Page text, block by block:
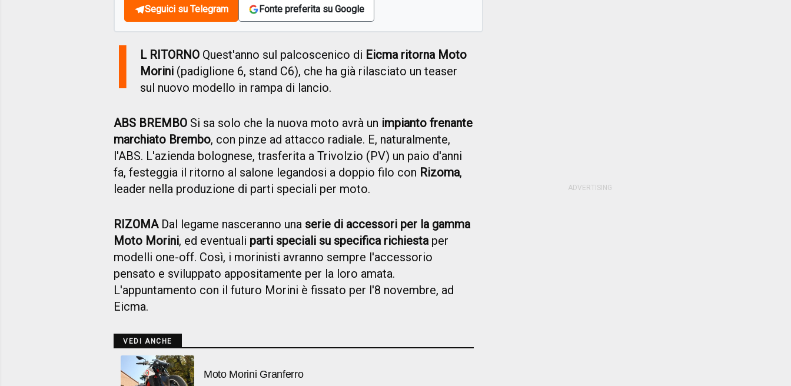
Seguici su Telegram Fonte preferita su Google
L RITORNO Quest'anno sul palcoscenico di Eicma ritorna Moto
Morini (padiglione 6, stand C6), che ha già rilasciato un teaser
sul nuovo modello in rampa di lancio.
ABS BREMBO Si sa solo che la nuova moto avrà un impianto frenante
marchiato Brembo, con pinze ad attacco radiale. E, naturalmente,
l'ABS. L'azienda bolognese, trasferita a Trivolzio (PV) un paio d'anni
fa, festeggia il ritorno al salone legandosi a doppio filo con Rizoma,
leader nella produzione di parti speciali per moto.
RIZOMADal legame nasceranno una serie di accessori per la gamma
Moto Morini, ed eventuali parti speciali su specifica richiestaper
modelli one-off. Così, i morinisti avranno sempre l'accessorio
pensato e sviluppato appositamente per la loro amata.
L'appuntamento con il futuro Morini è fissato per l'8 novembre, ad
Eicma.
VEDI ANCHE
Moto Morini Granferro